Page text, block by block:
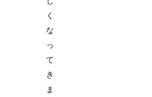
く
な
っ
て
き
ま